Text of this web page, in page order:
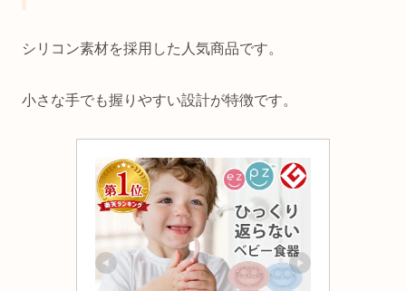
シリコン素材を採用した人気商品です。
小さな手でも握りやすい設計が特徴です。